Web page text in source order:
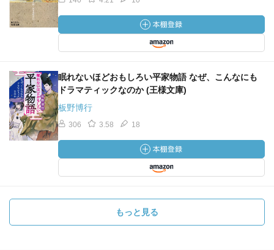
眠れないほどおもしろい平家物語 なぜ、こんなにも
ドラマティックなのか (王様文庫)
板野博行
306 3.58 18
もっと見る